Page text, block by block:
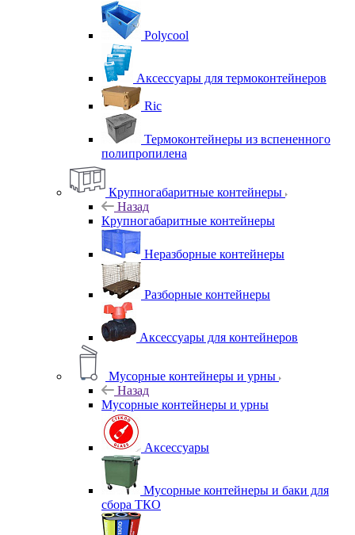
Polycool
Аксессуары для термоконтейнеров
Ric
Термоконтейнеры из вспененного
полипропилена
Крупногабаритные контейнеры
Назад
Крупногабаритные контейнеры
Неразборные контейнеры
Разборные контейнеры
Аксессуары для контейнеров
Мусорные контейнеры и урны
Назад
Мусорные контейнеры и урны
Аксессуары
Мусорные контейнеры и баки для
сбора ТКО